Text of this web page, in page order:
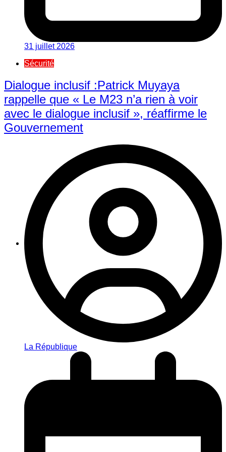
31 juillet 2026
Sécurité
Dialogue inclusif :Patrick Muyaya
rappelle que « Le M23 n’a rien à voir
avec le dialogue inclusif », réaffirme le
Gouvernement
La République